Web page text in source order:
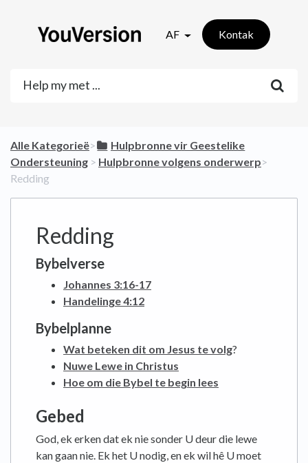
AF Kontak
Alle Kategorieë​>​
​Hulpbronne vir Geestelike
Ondersteuning ​ > ​ ​Hulpbronne volgens onderwerp​>​
Redding
Redding
Bybelverse
Johannes 3:16-17
Handelinge 4:12
Bybelplanne
Wat beteken dit om Jesus te volg?
Nuwe Lewe in Christus
Hoe om die Bybel te begin lees
Gebed
God, ek erken dat ek nie sonder U deur die lewe
kan gaan nie. Ek het U nodig, en ek wil hê U moet